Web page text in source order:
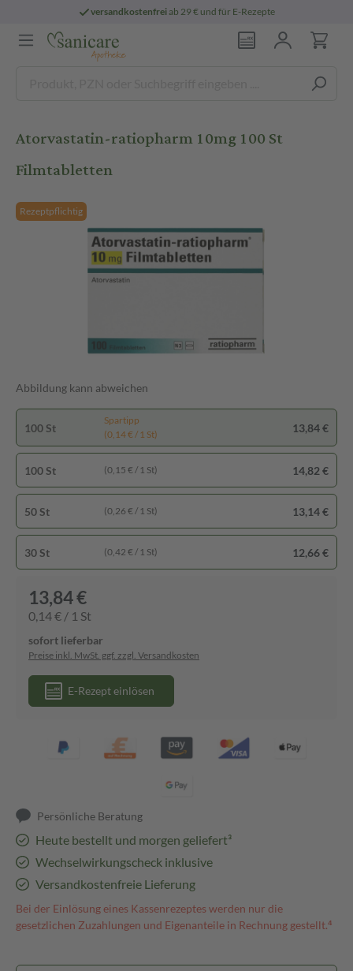
versandkostenfreiab 29 € und für E-Rezepte
Atorvastatin-ratiopharm 10mg 100 St
Filmtabletten
Rezeptpflichtig
Abbildung kann abweichen
100 St
Spartipp
(0,14 € / 1 St)
13,84 €
100 St (0,15 € / 1 St) 14,82 €
50 St (0,26 € / 1 St) 13,14 €
30 St (0,42 € / 1 St) 12,66 €
13,84 €
0,14 € / 1 St
sofort lieferbar
Preise inkl. MwSt. ggf. zzgl. Versandkosten
E-Rezept einlösen
Persönliche Beratung
Heute bestellt und morgen geliefert³
Wechselwirkungscheck inklusive
Versandkostenfreie Lieferung
Bei der Einlösung eines Kassenrezeptes werden nur die
gesetzlichen Zuzahlungen und Eigenanteile in Rechnung gestellt.⁴